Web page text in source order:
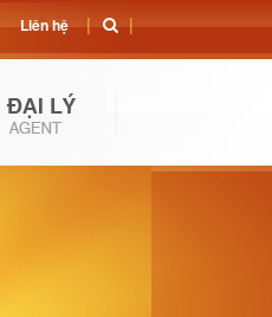
Liên hệ